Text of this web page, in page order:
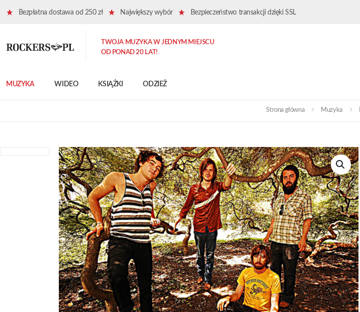
Bezpłatna dostawa od 250 zł Największy wybór Bezpieczeństwo transakcji dzięki SSL
MUZYKA WIDEO KSIĄŻKI ODZIEŻ
TWOJA MUZYKA W JEDNYM MIEJSCU
OD PONAD 20 LAT!
Strona główna Muzyka